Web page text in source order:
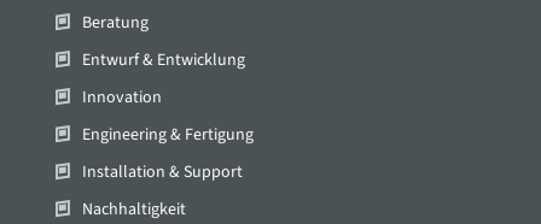
Beratung
Entwurf & Entwicklung
Innovation
Engineering & Fertigung
Installation & Support
Nachhaltigkeit